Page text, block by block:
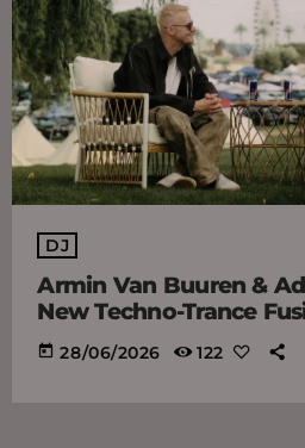
DJ
Armin Van Buuren &
New Techno-Trance
today 28/06/2026 122